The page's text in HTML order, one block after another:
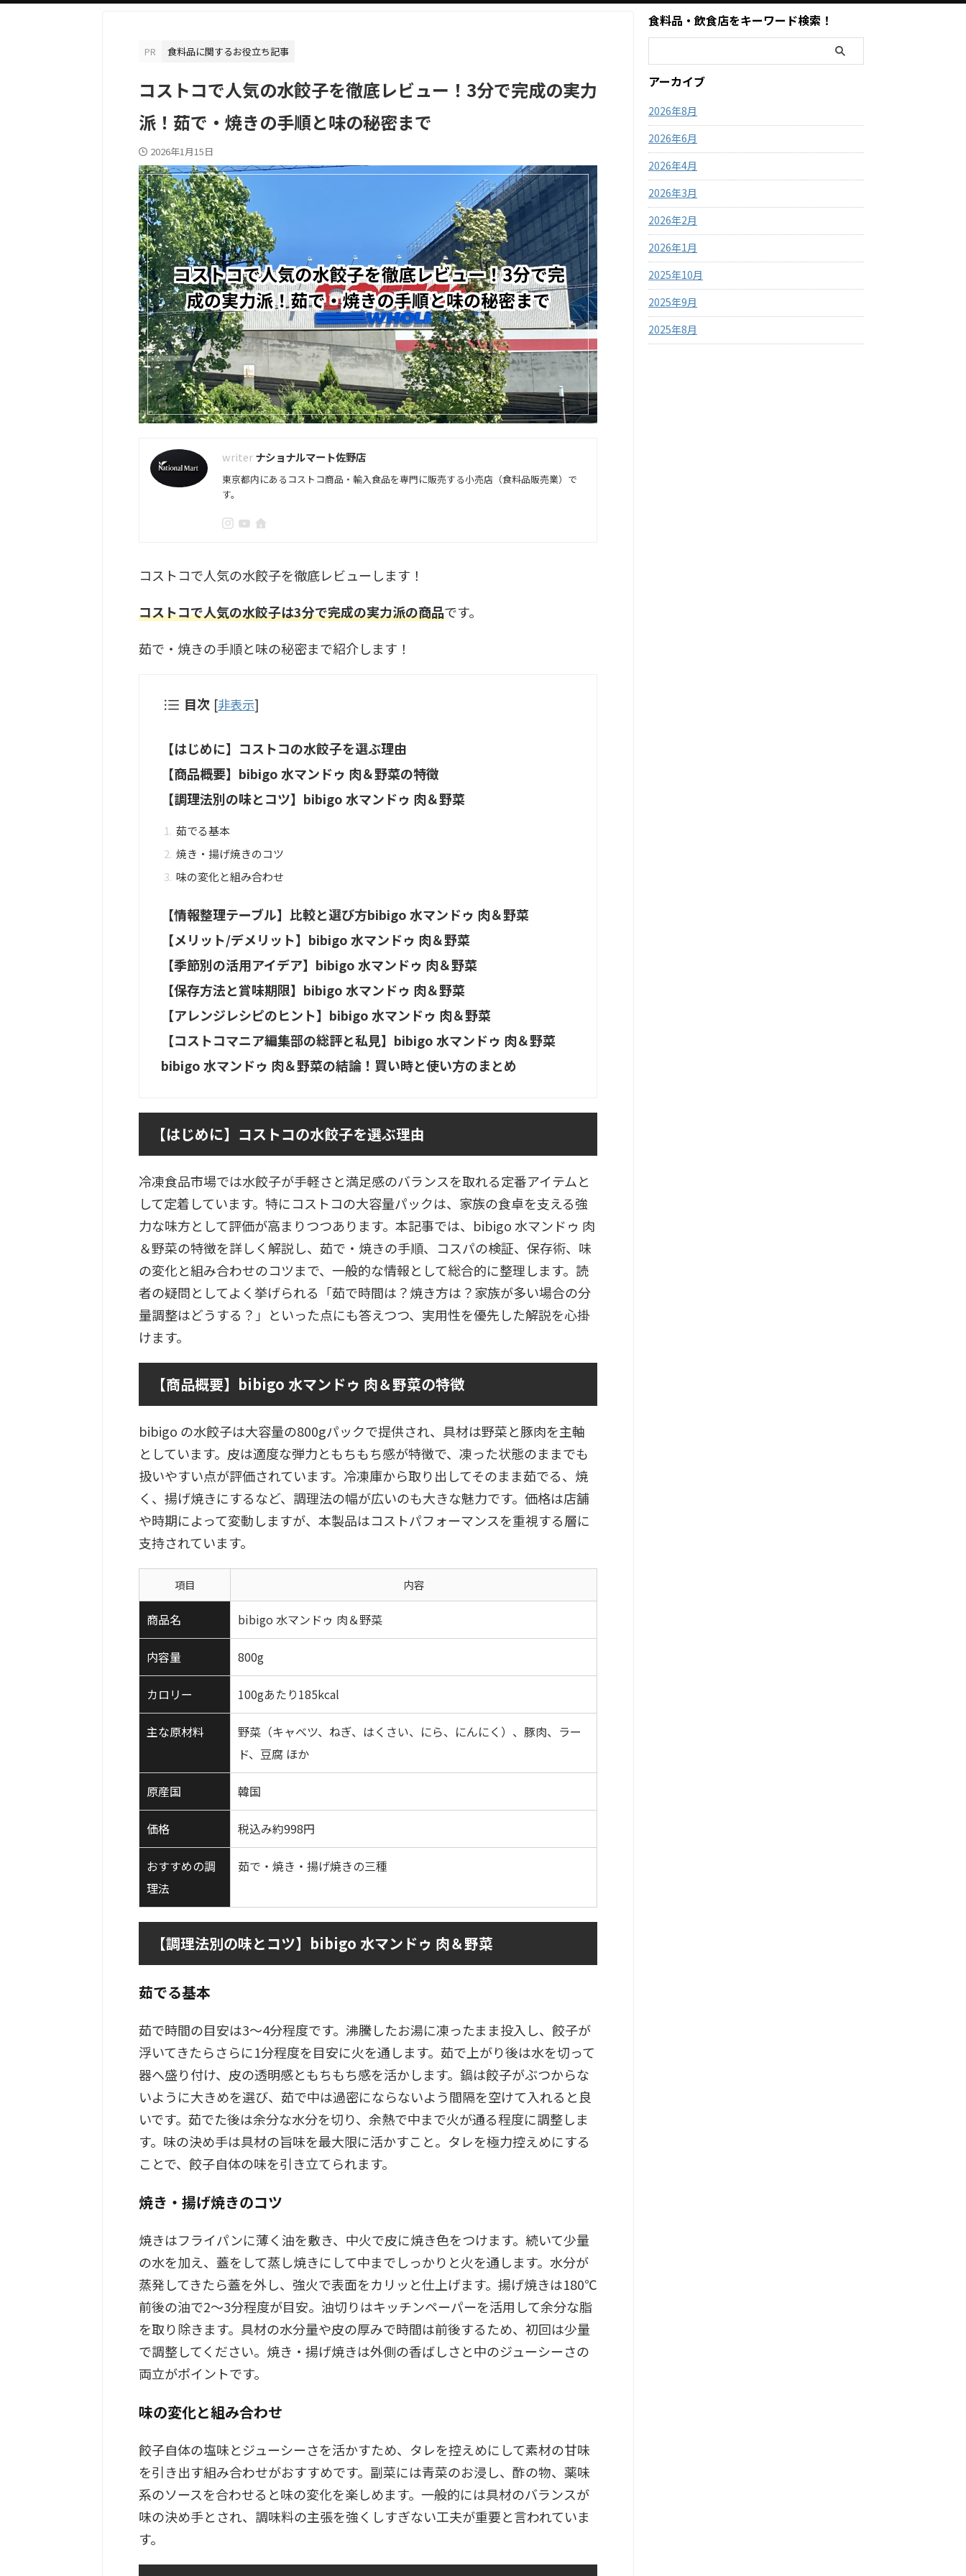
PR 食料品に関するお役立ち記事
コストコで人気の水餃子を徹底レビュー！3分で完成の実力
派！茹で・焼きの手順と味の秘密まで
2026年1月15日
ナショナルマート佐野店
東京都内にあるコストコ商品・輸入食品を専門に販売する小売店（食料品販売業）で
す。
コストコで人気の水餃子を徹底レビューします！
コストコで人気の水餃子は3分で完成の実力派の商品です。
茹で・焼きの手順と味の秘密まで紹介します！
目次 [非表示]
【はじめに】コストコの水餃子を選ぶ理由
【商品概要】bibigo 水マンドゥ 肉＆野菜の特徴
【調理法別の味とコツ】bibigo 水マンドゥ 肉＆野菜
茹でる基本
焼き・揚げ焼きのコツ
味の変化と組み合わせ
【情報整理テーブル】比較と選び方bibigo 水マンドゥ 肉＆野菜
【メリット/デメリット】bibigo 水マンドゥ 肉＆野菜
【季節別の活用アイデア】bibigo 水マンドゥ 肉＆野菜
【保存方法と賞味期限】bibigo 水マンドゥ 肉＆野菜
【アレンジレシピのヒント】bibigo 水マンドゥ 肉＆野菜
【コストコマニア編集部の総評と私見】bibigo 水マンドゥ 肉＆野菜
bibigo 水マンドゥ 肉＆野菜の結論！買い時と使い方のまとめ
【はじめに】コストコの水餃子を選ぶ理由
冷凍食品市場では水餃子が手軽さと満足感のバランスを取れる定番アイテムと
して定着しています。特にコストコの大容量パックは、家族の食卓を支える強
力な味方として評価が高まりつつあります。本記事では、bibigo 水マンドゥ 肉
＆野菜の特徴を詳しく解説し、茹で・焼きの手順、コスパの検証、保存術、味
の変化と組み合わせのコツまで、一般的な情報として総合的に整理します。読
者の疑問としてよく挙げられる「茹で時間は？焼き方は？家族が多い場合の分
量調整はどうする？」といった点にも答えつつ、実用性を優先した解説を心掛
けます。
【商品概要】bibigo 水マンドゥ 肉＆野菜の特徴
bibigo の水餃子は大容量の800gパックで提供され、具材は野菜と豚肉を主軸
としています。皮は適度な弾力ともちもち感が特徴で、凍った状態のままでも
扱いやすい点が評価されています。冷凍庫から取り出してそのまま茹でる、焼
く、揚げ焼きにするなど、調理法の幅が広いのも大きな魅力です。価格は店舗
や時期によって変動しますが、本製品はコストパフォーマンスを重視する層に
支持されています。
項目 内容
商品名 bibigo 水マンドゥ 肉＆野菜
内容量 800g
カロリー 100gあたり185kcal
主な原材料
野菜（キャベツ、ねぎ、はくさい、にら、にんにく）、豚肉、ラー
ド、豆腐 ほか
原産国 韓国
価格 税込み約998円
おすすめの調
理法
茹で・焼き・揚げ焼きの三種
【調理法別の味とコツ】bibigo 水マンドゥ 肉＆野菜
茹でる基本
茹で時間の目安は3〜4分程度です。沸騰したお湯に凍ったまま投入し、餃子が
浮いてきたらさらに1分程度を目安に火を通します。茹で上がり後は水を切って
器へ盛り付け、皮の透明感ともちもち感を活かします。鍋は餃子がぶつからな
いように大きめを選び、茹で中は過密にならないよう間隔を空けて入れると良
いです。茹でた後は余分な水分を切り、余熱で中まで火が通る程度に調整しま
す。味の決め手は具材の旨味を最大限に活かすこと。タレを極力控えめにする
ことで、餃子自体の味を引き立てられます。
焼き・揚げ焼きのコツ
焼きはフライパンに薄く油を敷き、中火で皮に焼き色をつけます。続いて少量
の水を加え、蓋をして蒸し焼きにして中までしっかりと火を通します。水分が
蒸発してきたら蓋を外し、強火で表面をカリッと仕上げます。揚げ焼きは180℃
前後の油で2〜3分程度が目安。油切りはキッチンペーパーを活用して余分な脂
を取り除きます。具材の水分量や皮の厚みで時間は前後するため、初回は少量
で調整してください。焼き・揚げ焼きは外側の香ばしさと中のジューシーさの
両立がポイントです。
味の変化と組み合わせ
餃子自体の塩味とジューシーさを活かすため、タレを控えめにして素材の甘味
を引き出す組み合わせがおすすめです。副菜には青菜のお浸し、酢の物、薬味
系のソースを合わせると味の変化を楽しめます。一般的には具材のバランスが
味の決め手とされ、調味料の主張を強くしすぎない工夫が重要と言われていま
す。
食料品・飲食店をキーワード検索！
アーカイブ
2026年8月
2026年6月
2026年4月
2026年3月
2026年2月
2026年1月
2025年10月
2025年9月
2025年8月